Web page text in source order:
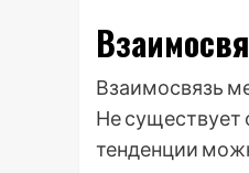
Взаимосвязь
Не существует
тенденции